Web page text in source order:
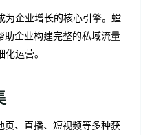
为企业增长的核心引擎。螳
企业构建完整的私域流量
运营。
页、直播、短视频等多种获